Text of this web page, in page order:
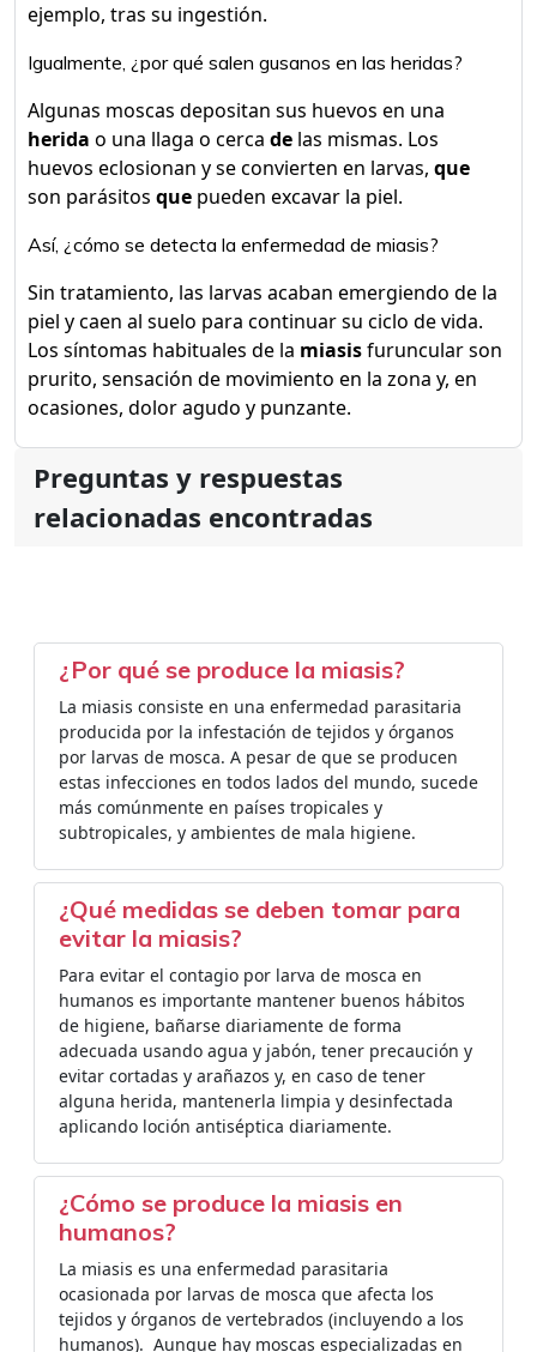
ejemplo, tras su ingestión.
Igualmente, ¿por qué salen gusanos en las heridas?
Algunas moscas depositan sus huevos en una
herida o una llaga o cerca de las mismas. Los
huevos eclosionan y se convierten en larvas, que
son parásitos que pueden excavar la piel.
Así, ¿cómo se detecta la enfermedad de miasis?
Sin tratamiento, las larvas acaban emergiendo de la
piel y caen al suelo para continuar su ciclo de vida.
Los síntomas habituales de la miasisfuruncular son
prurito, sensación de movimiento en la zona y, en
ocasiones, dolor agudo y punzante.
Preguntas y respuestas
relacionadas encontradas
¿Por qué se produce la miasis?
La miasis consiste en una enfermedad parasitaria
producida por la infestación de tejidos y órganos
por larvas de mosca. A pesar de que se producen
estas infecciones en todos lados del mundo, sucede
más comúnmente en países tropicales y
subtropicales, y ambientes de mala higiene.
¿Qué medidas se deben tomar para
evitar la miasis?
Para evitar el contagio por larva de mosca en
humanos es importante mantener buenos hábitos
de higiene, bañarse diariamente de forma
adecuada usando agua y jabón, tener precaución y
evitar cortadas y arañazos y, en caso de tener
alguna herida, mantenerla limpia y desinfectada
aplicando loción antiséptica diariamente.
¿Cómo se produce la miasis en
humanos?
La miasis es una enfermedad parasitaria
ocasionada por larvas de mosca que afecta los
tejidos y órganos de vertebrados (incluyendo a los
humanos). ​ Aunque hay moscas especializadas en